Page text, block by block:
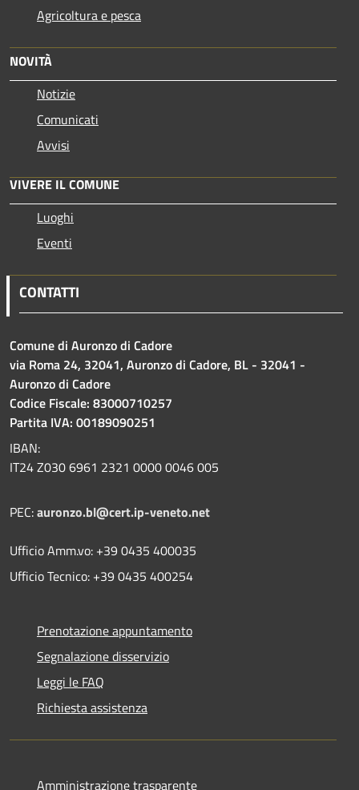
Agricoltura e pesca
NOVITÀ
Notizie
Comunicati
Avvisi
VIVERE IL COMUNE
Luoghi
Eventi
CONTATTI
Comune di Auronzo di Cadore
via Roma 24, 32041, Auronzo di Cadore, BL - 32041 -
Auronzo di Cadore
Codice Fiscale: 83000710257
Partita IVA: 00189090251
IBAN:
IT24 Z030 6961 2321 0000 0046 005
PEC:auronzo.bl@cert.ip-veneto.net
Ufficio Amm.vo: +39 0435 400035
Ufficio Tecnico: +39 0435 400254
Prenotazione appuntamento
Segnalazione disservizio
Leggi le FAQ
Richiesta assistenza
Amministrazione trasparente